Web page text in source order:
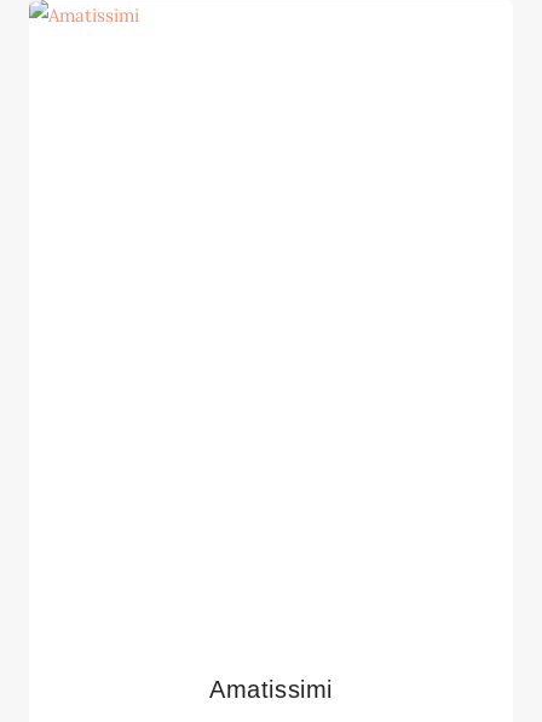
Amatissimi